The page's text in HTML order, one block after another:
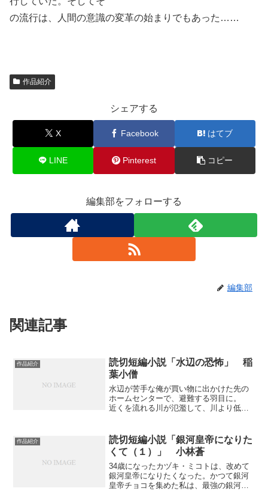
の流行は、人間の意識の変革の始まりでもあった……
作品紹介
シェアする
X Facebook はてブ
LINE Pinterest コピー
編集部をフォローする
編集部
関連記事
作品紹介
読切短編小説「水辺の恐怖」 稲
葉小僧
水辺が苦手な俺が買い物に出かけた先の
ホームセンターで、避難する羽目に。
近くを流れる川が氾濫して、川より低い
作品紹介
読切短編小説「銀河皇帝になりた
くて（１）」 小林蒼
34歳になったカヅキ・ミコトは、改めて
銀河皇帝になりたくなった。かつて銀河
皇帝チョコを集めた私は、最強の銀河皇